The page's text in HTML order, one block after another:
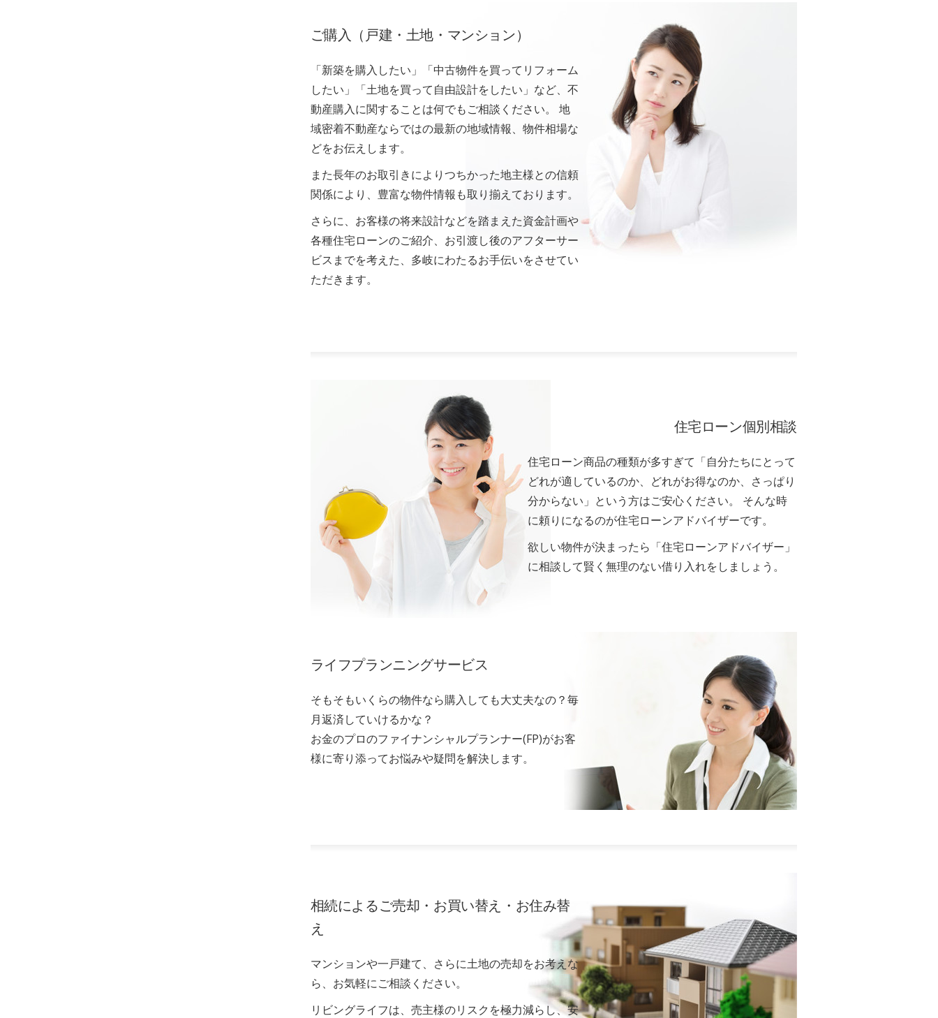
ご購入（戸建・土地・マンション）
「新築を購入したい」「中古物件を買ってリフォーム
したい」「土地を買って自由設計をしたい」など、不
動産購入に関することは何でもご相談ください。 地
域密着不動産ならではの最新の地域情報、物件相場な
どをお伝えします。
また長年のお取引きによりつちかった地主様との信頼
関係により、豊富な物件情報も取り揃えております。
さらに、お客様の将来設計などを踏まえた資金計画や
各種住宅ローンのご紹介、お引渡し後のアフターサー
ビスまでを考えた、多岐にわたるお手伝いをさせてい
ただきます。
住宅ローン個別相談
住宅ローン商品の種類が多すぎて「自分たちにとって
どれが適しているのか、どれがお得なのか、さっぱり
分からない」という方はご安心ください。 そんな時
に頼りになるのが住宅ローンアドバイザーです。
欲しい物件が決まったら「住宅ローンアドバイザー」
に相談して賢く無理のない借り入れをしましょう。
ライフプランニングサービス
そもそもいくらの物件なら購入しても大丈夫なの？毎
月返済していけるかな？
お金のプロのファイナンシャルプランナー(FP)がお客
様に寄り添ってお悩みや疑問を解決します。
相続によるご売却・お買い替え・お住み替
え
マンションや一戸建て、さらに土地の売却をお考えな
ら、お気軽にご相談ください。
リビングライフは、売主様のリスクを極力減らし、安